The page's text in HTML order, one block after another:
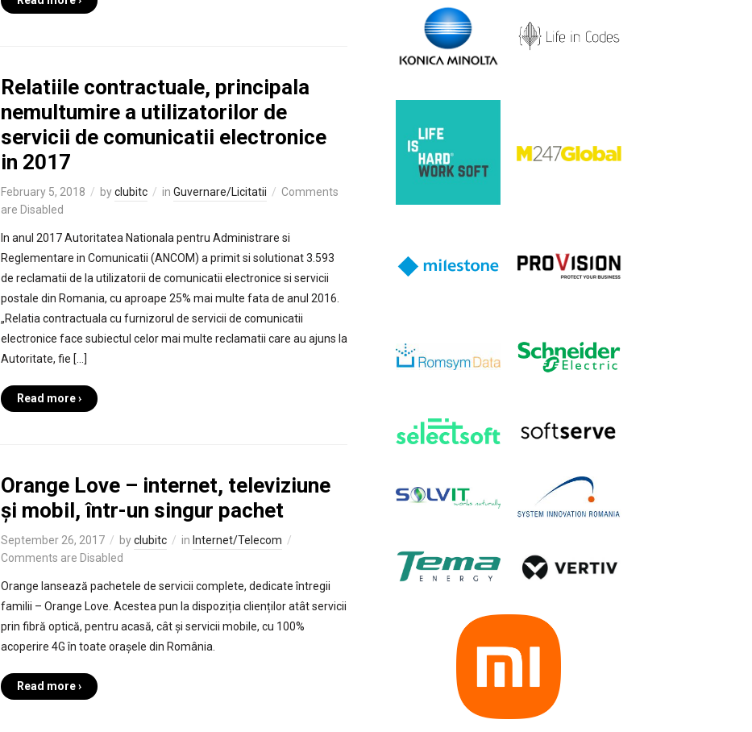
Relatiile contractuale, principala
nemultumire a utilizatorilor de
servicii de comunicatii electronice
in 2017
February 5, 2018 byclubitc in Guvernare/Licitatii
Comments
are Disabled
In anul 2017 Autoritatea Nationala pentru Administrare si
Reglementare in Comunicatii (ANCOM) a primit si solutionat 3.593
de reclamatii de la utilizatorii de comunicatii electronice si servicii
postale din Romania, cu aproape 25% mai multe fata de anul 2016.
„Relatia contractuala cu furnizorul de servicii de comunicatii
electronice face subiectul celor mai multe reclamatii care au ajuns la
Autoritate, fie […]
Read more ›
Orange Love – internet, televiziune
și mobil, într-un singur pachet
September 26, 2017 byclubitc in Internet/Telecom
Comments are Disabled
Orange lansează pachetele de servicii complete, dedicate întregii
familii – Orange Love. Acestea pun la dispoziția clienților atât servicii
prin fibră optică, pentru acasă, cât și servicii mobile, cu 100%
acoperire 4G în toate orașele din România.
Read more ›